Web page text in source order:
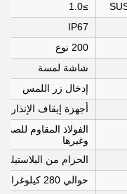
≥1.0
IP67
200 نوع
شاشة لمسة
إدخال زر اللمس
أجهزة إيقاف الإنذار
وغيرها
الحزام من البلاستيك
حوالي 280 كيلوغرام